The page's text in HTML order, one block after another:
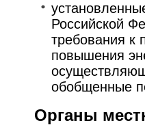
Российской
требования к
повышения
обобщенные
Органы